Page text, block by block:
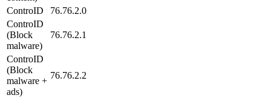
ControID
76.76.2.0
ControID
(Block
malware)
76.76.2.1
ControID
(Block
malware +
ads)
76.76.2.2